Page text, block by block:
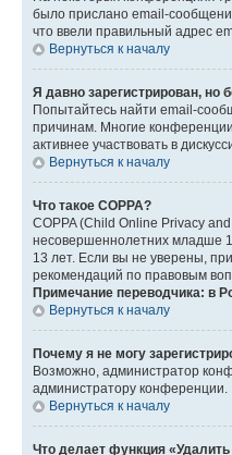
было прислано email-
что ввели правильный адрес
Вернуться к началу
Я давно зарегистрирован, но
Попытайтесь найти email-
причинам. Многие
активнее участвовать в
Вернуться к началу
Что такое COPPA?
COPPA (Child Online Privacy
несовершеннолетних младше
13 лет. Если вы не уверены,
рекомендаций по правовым
Примечание переводчика: в
Вернуться к началу
Почему я не могу
Возможно, администратор
администратору конференции.
Вернуться к началу
Что делает функция